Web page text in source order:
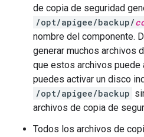
de copia de seguridad
/opt/apigee/backup/
nombre del componente.
generar muchos archivos
que estos archivos puede
puedes activar un disco
/opt/apigee/backup
archivos de copia de
Todos los archivos de